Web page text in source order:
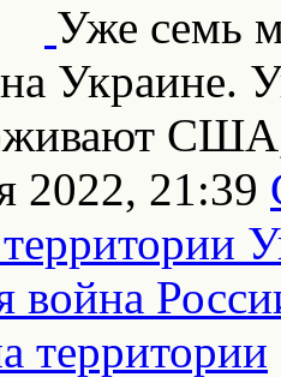
Уже семь
Украине.
2022, 21:39